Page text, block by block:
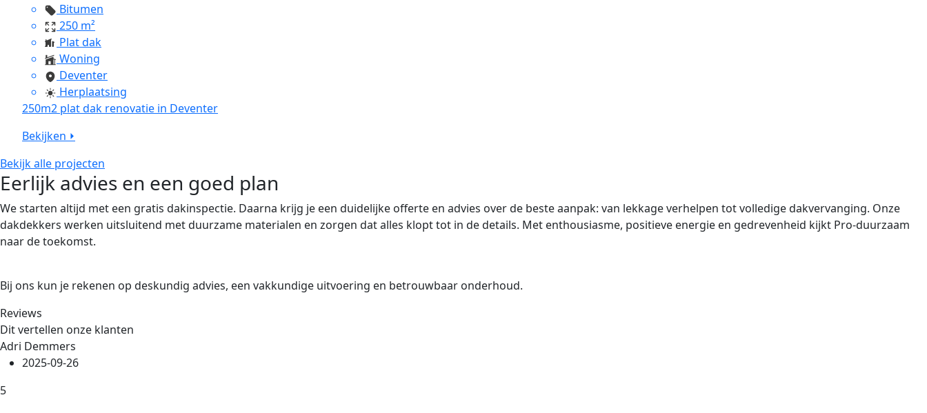
Bitumen
250 m²
Plat dak
Woning
Deventer
Herplaatsing
250m2 plat dak renovatie in Deventer
Bekijken ⏵
Bekijk alle projecten
Eerlijk advies en een goed plan
We starten altijd met een gratis dakinspectie. Daarna krijg je een duidelijke offerte en advies over de beste aanpak: van lekkage verhelpen tot volledige dakvervanging. Onze
dakdekkers werken uitsluitend met duurzame materialen en zorgen dat alles klopt tot in de details. Met enthousiasme, positieve energie en gedrevenheid kijkt Pro-duurzaam
naar de toekomst.
Bij ons kun je rekenen op deskundig advies, een vakkundige uitvoering en betrouwbaar onderhoud.
Reviews
Dit vertellen onze klanten
Adri Demmers
2025-09-26
5